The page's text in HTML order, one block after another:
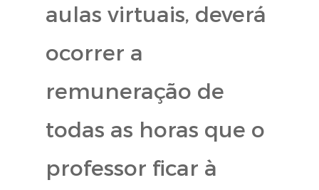
aulas virtuais, deverá
ocorrer a
remuneração de
todas as horas que o
professor ficar à